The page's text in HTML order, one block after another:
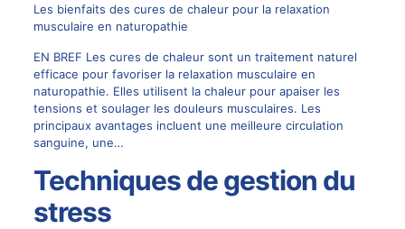
Les bienfaits des cures de chaleur pour la relaxation
musculaire en naturopathie
EN BREF Les cures de chaleur sont un traitement naturel
efficace pour favoriser la relaxation musculaire en
naturopathie. Elles utilisent la chaleur pour apaiser les
tensions et soulager les douleurs musculaires. Les
principaux avantages incluent une meilleure circulation
sanguine, une…
Techniques de gestion du
stress